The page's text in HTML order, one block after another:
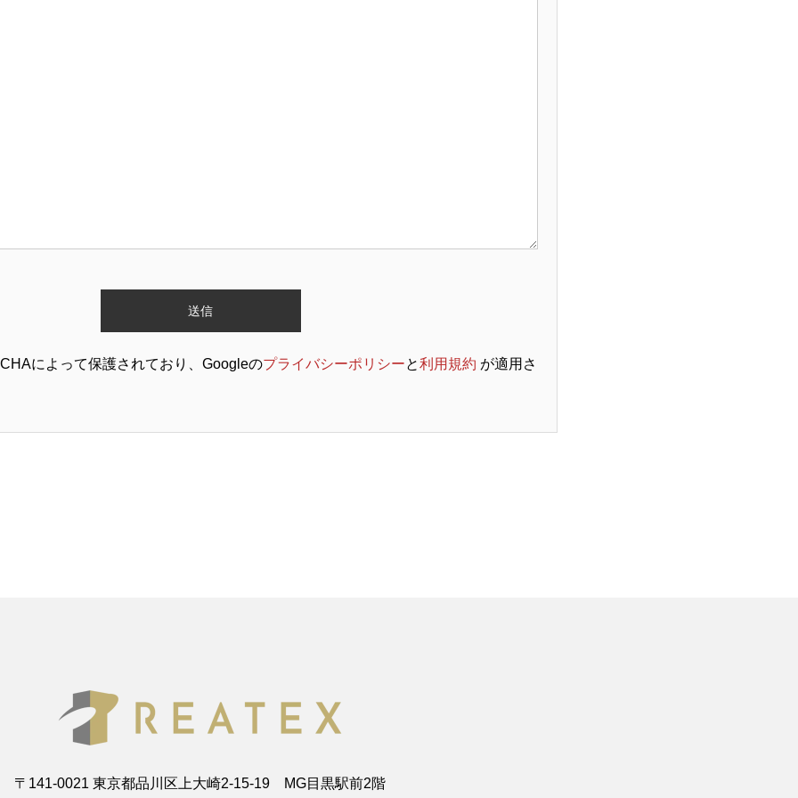
によって保護されており、Googleのプライバシーポリシーと利用規約 が適用さ
〒141-0021 東京都品川区上大崎2-15-19 MG目黒駅前2階